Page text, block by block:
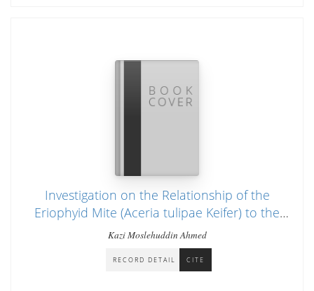
Investigation on the Relationship of the
Eriophyid Mite (Aceria tulipae Keifer) to the
Tangle-Top and Mosaic Diseases of Garlic
(Allium sativum L.)
Kazi Moslehuddin Ahmed
RECORD DETAIL CITE